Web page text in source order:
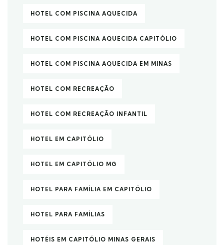
HOTEL COM PISCINA AQUECIDA
HOTEL COM PISCINA AQUECIDA CAPITÓLIO
HOTEL COM PISCINA AQUECIDA EM MINAS
HOTEL COM RECREAÇÃO
HOTEL COM RECREAÇÃO INFANTIL
HOTEL EM CAPITÓLIO
HOTEL EM CAPITÓLIO MG
HOTEL PARA FAMÍLIA EM CAPITÓLIO
HOTEL PARA FAMÍLIAS
HOTÉIS EM CAPITÓLIO MINAS GERAIS